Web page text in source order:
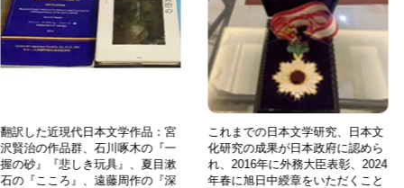
代日本文学作品：宮
群、石川啄木の『一
しき玩具』、夏目漱
』、遠藤周作の『深
これまでの日本文学研究、日本文
化研究の成果が日本政府に認めら
れ、2016年に外務大臣表彰、2024
年春に旭日中綬章をいただくこと
翻訳し
沢賢治
握の砂
石の『